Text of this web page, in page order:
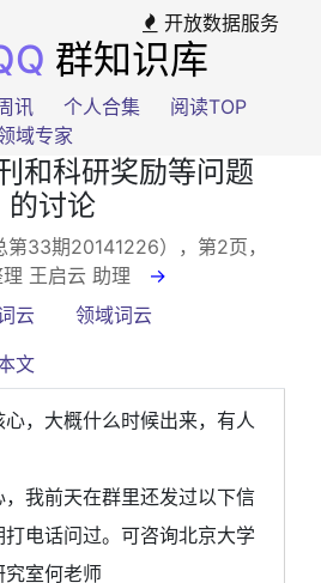
开放数据服务
群知识库
讯 个人合集
阅读TOP
域专家
和科研奖励等问题
的讨论
第33期20141226），第2页 ，
理 王启云 助理
→
云 领域词云
文
，大概什么时候出来，有人
，我前天在群里还发过以下信
电话问过。可咨询北京大学
究室何老师